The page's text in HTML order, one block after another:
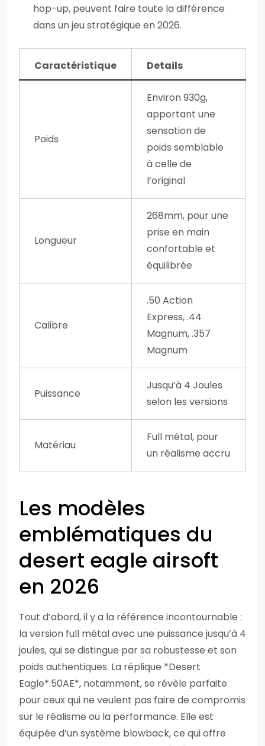
hop-up, peuvent faire toute la différence
dans un jeu stratégique en 2026.
Caractéristique Details
Poids
Environ 930g,
apportant une
sensation de
poids semblable
à celle de
l’original
Longueur
268mm, pour une
prise en main
confortable et
équilibrée
Calibre
.50 Action
Express, .44
Magnum, .357
Magnum
Puissance
Jusqu’à 4 Joules
selon les versions
Matériau
Full métal, pour
un réalisme accru
Les modèles
emblématiques du
desert eagle airsoft
en 2026
Tout d’abord, il y a la référence incontournable :
la version full métal avec une puissance jusqu’à 4
joules, qui se distingue par sa robustesse et son
poids authentiques. La réplique *Desert
Eagle*.50AE*, notamment, se révèle parfaite
pour ceux qui ne veulent pas faire de compromis
sur le réalisme ou la performance. Elle est
équipée d’un système blowback, ce qui offre